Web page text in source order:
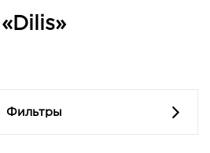
«Dilis»
Фильтры